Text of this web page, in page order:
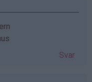
Svar